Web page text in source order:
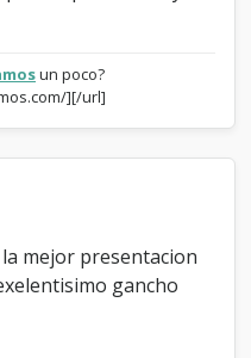
un poco?
][/url]
la mejor presentacion
gancho